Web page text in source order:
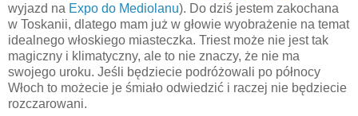
wyjazd na Expo do Mediolanu). Do dziś jestem zakochana
w Toskanii, dlatego mam już w głowie wyobrażenie na temat
idealnego włoskiego miasteczka. Triest może nie jest tak
magiczny i klimatyczny, ale to nie znaczy, że nie ma
swojego uroku. Jeśli będziecie podróżowali po północy
Włoch to możecie je śmiało odwiedzić i raczej nie będziecie
rozczarowani.